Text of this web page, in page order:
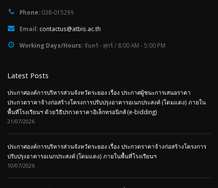
Phone: 038-015299
Email: contactus@atbis.ac.th
Working Days/Hours: จันทร์ - ศุกร์ / 8:00 AM - 5:00 PM
Latest Posts
ประกาศองค์การบริหารส่วนจังหวัดระยอง เรื่อง ประกาศผู้ชนะการเสนอราคา
ประกวดราคาจ้างก่อสร้างโครงการปรับปรุงอาคารอเนกประสงค์ (โดมแดง) ภายใน
พื้นที่โรงเรียนฯ ด้วยวิธีปรกวดราคาอิเล็กทรอนิกส์ (e-bidding)
21/07/2026
ประกาศองค์การบริหารส่วนจังหวัดระยอง เรื่อง ประกวดราคาจ้างก่อสร้างโครงการ
ปรับปรุงอาคารอเนกประสงค์ (โดมแดง) ภายในพื้นที่โรงเรียนฯ
10/07/2026